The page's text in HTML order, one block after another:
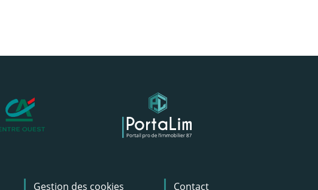
Gestion des cookies Contact